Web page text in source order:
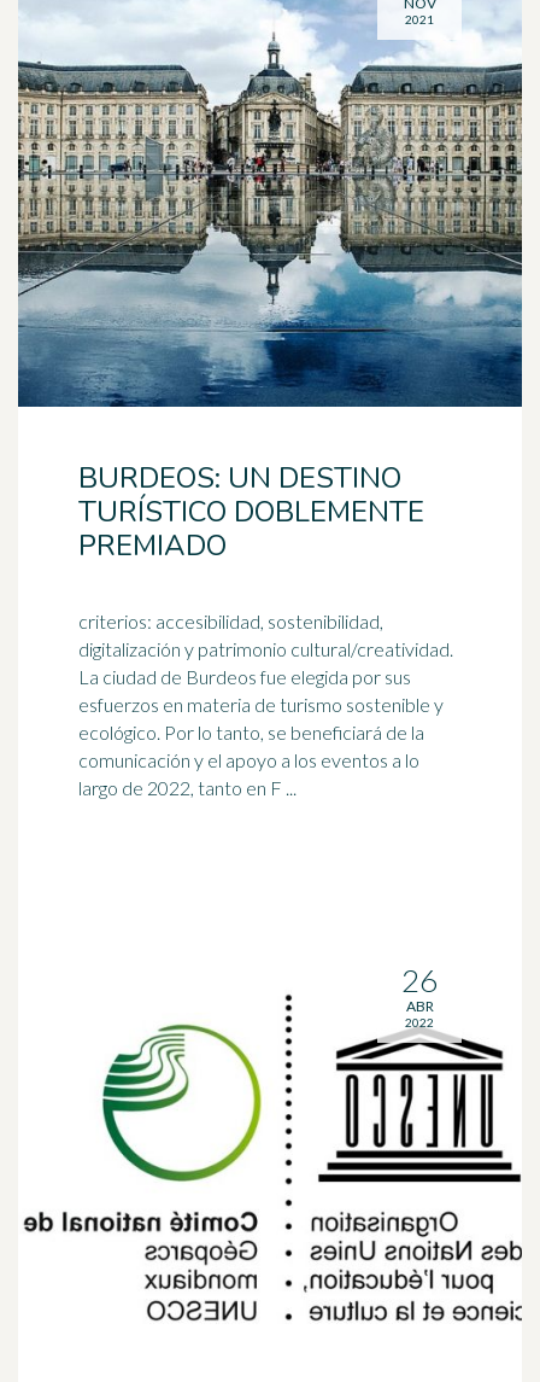
BURDEOS: UN DESTINO
TURÍSTICO DOBLEMENTE
PREMIADO
criterios: accesibilidad, sostenibilidad,
digitalización y patrimonio cultural/creatividad.
La ciudad de Burdeos fue elegida por sus
esfuerzos en materia de turismo sostenible y
ecológico. Por lo tanto, se beneficiará de la
comunicación y el apoyo a los eventos a lo
largo de 2022, tanto en F ...
2021
26
ABR
2022